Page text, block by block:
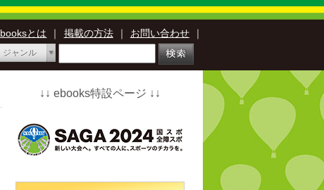
とは ｜ 掲載の方法 ｜ お問い合わせ ｜
ジャンル
↓↓ ebooks特設ページ ↓↓